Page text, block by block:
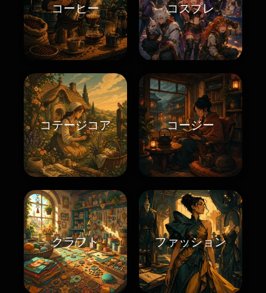
コーヒー コスプレ
コテージコア コージー
クラフト ファッション